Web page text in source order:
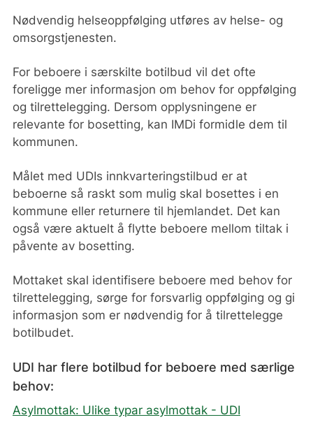
Nødvendig helseoppfølging utføres av helse- og
omsorgstjenesten.
For beboere i særskilte botilbud vil det ofte
foreligge mer informasjon om behov for oppfølging
og tilrettelegging. Dersom opplysningene er
relevante for bosetting, kan IMDi formidle dem til
kommunen.
Målet med UDIs innkvarteringstilbud er at
beboerne så raskt som mulig skal bosettes i en
kommune eller returnere til hjemlandet. Det kan
også være aktuelt å flytte beboere mellom tiltak i
påvente av bosetting.
Mottaket skal identifisere beboere med behov for
tilrettelegging, sørge for forsvarlig oppfølging og gi
informasjon som er nødvendig for å tilrettelegge
botilbudet.
UDI har flere botilbud for beboere med særlige
behov:
Asylmottak: Ulike typar asylmottak - UDI